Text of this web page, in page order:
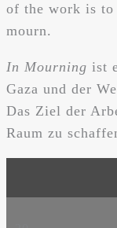
of the work is to
mourn.
In Mourning ist
Gaza und der
Das Ziel der
Raum zu